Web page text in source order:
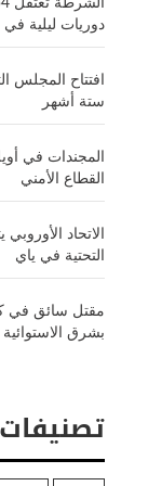
دوريات ليلية في
افتتاح المجلس
ستة أشهر
المجندات في
القطاع الأمني
الاتحاد
التحتية في ياي
مقتل سائق في
بشرق الاستوائية
تصنيفات